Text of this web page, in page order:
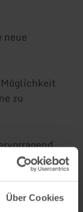
Über Cookies
zu
eine